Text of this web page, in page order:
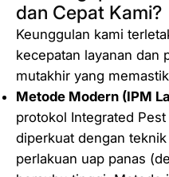
a
s
u
r
D
i
S
u
dan Cepat Kami?
Keunggulan kami
kecepatan layanan dan
mutakhir yang
Metode Modern (IPM
protokol Integrated
diperkuat dengan
perlakuan uap panas (